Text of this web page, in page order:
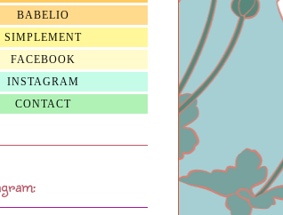
BABELIO
SIMPLEMENT
FACEBOOK
INSTAGRAM
CONTACT